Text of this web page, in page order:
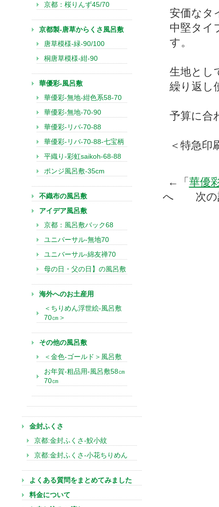
安価なタ
中堅タイ
す。
生地とし
繰り返し
予算に合
＜特急印
←「 華優
へ 次の
京都：桜りんず45/70
京都製-唐草からくさ風呂敷
唐草模様-緑-90/100
桐唐草模様-紺-90
華優彩-風呂敷
華優彩-無地-紺色系58-70
華優彩-無地-70-90
華優彩-リバ-70-88
華優彩-リバ-70-88-七宝柄
平織り-彩虹saikoh-68-88
ポンジ風呂敷-35cm
不織布の風呂敷
アイデア風呂敷
京都：風呂敷バック68
ユニバーサル-無地70
ユニバーサル-綿友禅70
母の日・父の日】の風呂敷
海外へのお土産用
＜ちりめん浮世絵-風呂敷
70㎝＞
その他の風呂敷
＜金色-ゴールド＞風呂敷
お年賀-粗品用-風呂敷58㎝
70㎝
金封ふくさ
京都:金封ふくさ-鮫小紋
京都:金封ふくさ-小花ちりめん
よくある質問をまとめてみました
料金について